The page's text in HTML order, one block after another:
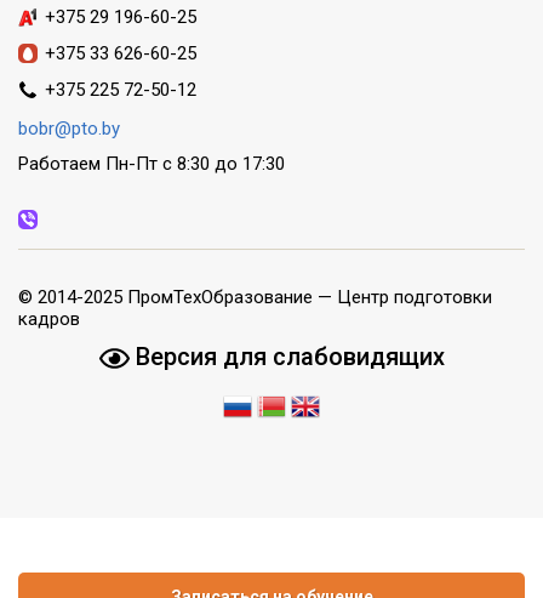
+375 29 196-60-25
+375 33 626-60-25
+375 225 72-50-12
bobr@pto.by
Работаем Пн-Пт с 8:30 до 17:30
© 2014-2025 ПромТехОбразование — Центр подготовки
кадров
Версия для слабовидящих